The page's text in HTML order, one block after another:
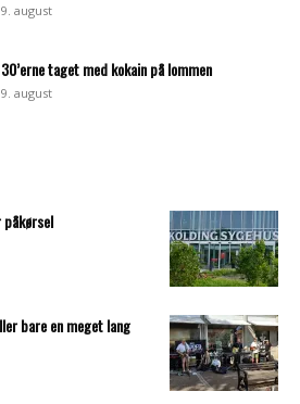
august
taget med kokain på lommen
august
bare en meget lang